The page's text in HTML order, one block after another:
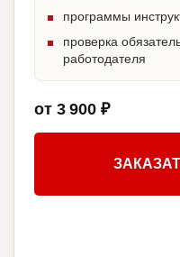
программы
проверка
работодателя
от 3 900 ₽